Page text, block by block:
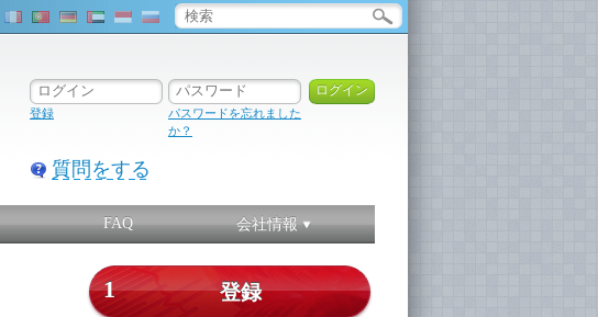
登録
パスワードを忘れました
か？
質問をする
FAQ 会社情報
1 登録